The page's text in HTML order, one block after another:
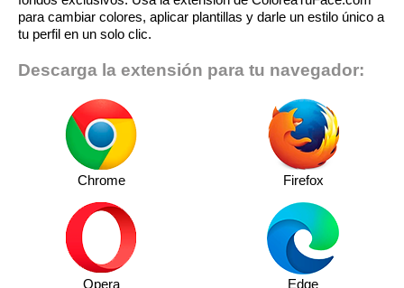
para cambiar colores, aplicar plantillas y darle un estilo único a
tu perfil en un solo clic.
Descarga la extensión para tu navegador:
Chrome Firefox
Opera Edge